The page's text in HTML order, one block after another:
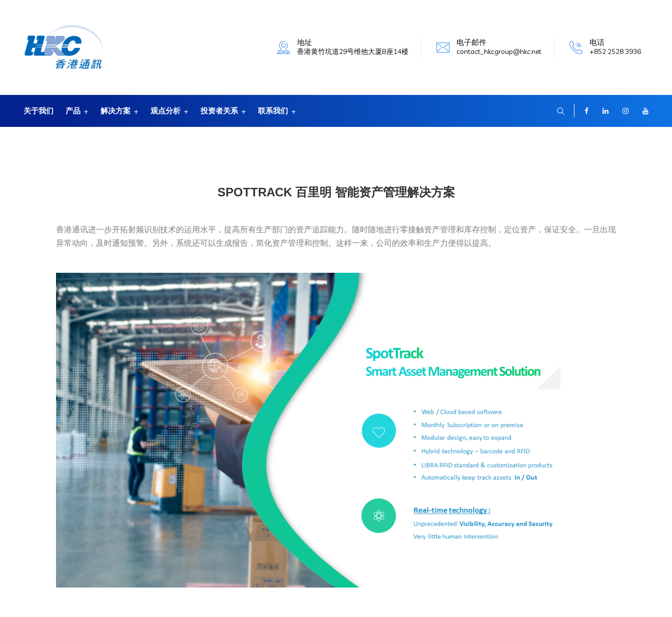
地址
香港黄竹坑道29号维他大厦B座14楼
电子邮件
contact_hkcgroup@hkc.net
电话
+852 2528 3936
关于我们 产品 解决方案 观点分析 投资者关系 联系我们
SPOTTRACK 百里明 智能资产管理解决方案
香港通讯进一步开拓射频识别技术的运用水平，提高所有生产部门的资产追踪能力。随时随地进行零接触资产管理和库存控制，定位资产，保证安全。一旦出现
异常动向，及时通知预警。另外，系统还可以生成报告，简化资产管理和控制。这样一来，公司的效率和生产力便得以提高。